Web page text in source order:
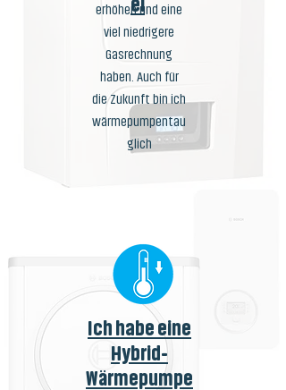
erhöhen und eine
viel niedrigere
Gasrechnung
haben. Auch für
die Zukunft bin ich
wärmepumpentau
glich
Ich habe eine
Hybrid-
Wärmepumpe